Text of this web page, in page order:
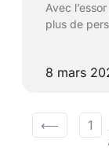
Avec
plus de
8 mars
⟵ 1